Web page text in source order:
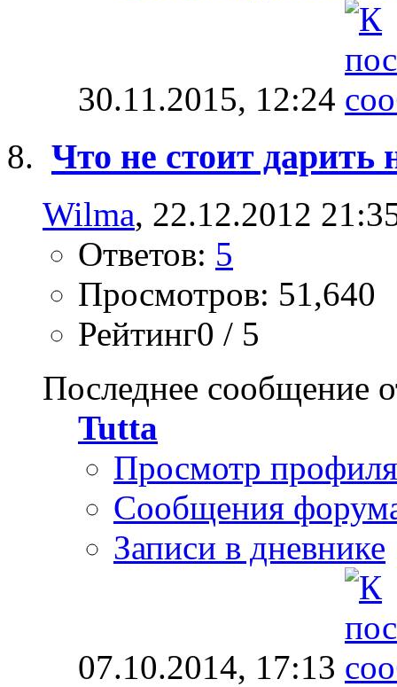
30.11.2015, 12:24
Что не стоит дарить
Wilma, 22.12.2012
Ответов: 5
Просмотров: 51,640
Рейтинг0 / 5
Последнее сообщение
Tutta
Просмотр профиля
Сообщения
Записи в дневнике
07.10.2014, 17:13